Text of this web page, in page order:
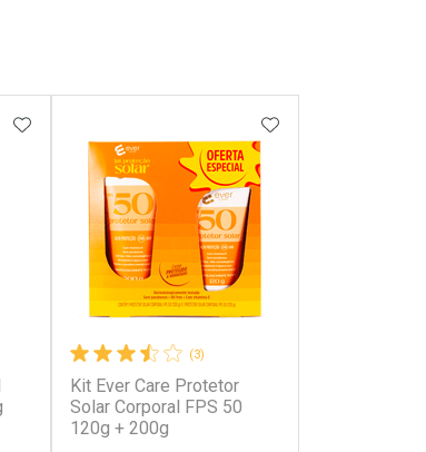
ADICIONAR AOS FAVORITOS
(3)
Kit Ever Care Protetor
Solar Corporal FPS 50
120g + 200g
ADICIONAR AOS